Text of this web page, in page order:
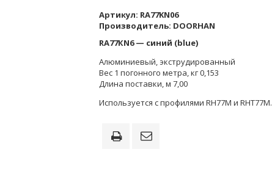
Артикул: RA77KN06
Производитель: DOORHAN
RA77КN6 — синий (blue)
Алюминиевый, экструдированный
Вес 1 погонного метра, кг 0,153
Длина поставки, м 7,00
Используется с профилями RH77M и RHT77M.